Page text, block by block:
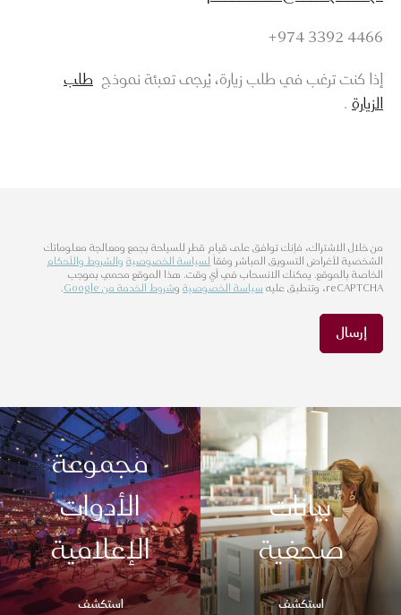
4466 3392 974+
إذا كنت ترغب في طلب زيارة، يُرجى تعبئة نموذج طلب
الزيارة .
من خلال الاشتراك، فإنك توافق على قيام قطر للسياحة بجمع ومعالجة معلوماتك
الشخصية لأغراض التسويق المباشر وفقاً لسياسة الخصوصية والشروط والأحكام
الخاصة بالموقع. يمكنك الانسحاب في أي وقت. هذا الموقع محمي بموجب
reCAPTCHA، وتنطبق عليه
سياسة الخصوصية وشروط الخدمة من Google .
إرسال
بيانات
صحفية
استكشف
مجموعة
الأدوات
الإعلامية
استكشف